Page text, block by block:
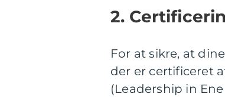
2.
For at sikre, at
der er certificeret
(Leadership in